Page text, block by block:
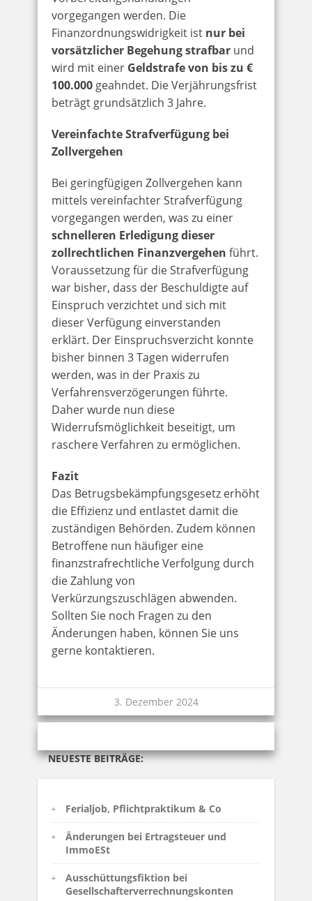
NEUESTE BEITRÄGE:
Ferialjob, Pflichtpraktikum & Co
Änderungen bei Ertragsteuer und
ImmoESt
Ausschüttungsfiktion bei
Gesellschafterverrechnungskonten
vorgegangen werden. Die
Finanzordnungswidrigkeit ist nur bei
vorsätzlicher Begehung strafbar und
wird mit einer Geldstrafe von bis zu €
100.000 geahndet. Die Verjährungsfrist
beträgt grundsätzlich 3 Jahre.
Vereinfachte Strafverfügung bei
Zollvergehen
Bei geringfügigen Zollvergehen kann
mittels vereinfachter Strafverfügung
vorgegangen werden, was zu einer
schnelleren Erledigung dieser
zollrechtlichen Finanzvergehen führt.
Voraussetzung für die Strafverfügung
war bisher, dass der Beschuldigte auf
Einspruch verzichtet und sich mit
dieser Verfügung einverstanden
erklärt. Der Einspruchsverzicht konnte
bisher binnen 3 Tagen widerrufen
werden, was in der Praxis zu
Verfahrensverzögerungen führte.
Daher wurde nun diese
Widerrufsmöglichkeit beseitigt, um
raschere Verfahren zu ermöglichen.
Fazit
Das Betrugsbekämpfungsgesetz erhöht
die Effizienz und entlastet damit die
zuständigen Behörden. Zudem können
Betroffene nun häufiger eine
finanzstrafrechtliche Verfolgung durch
die Zahlung von
Verkürzungszuschlägen abwenden.
Sollten Sie noch Fragen zu den
Änderungen haben, können Sie uns
gerne kontaktieren.
3. Dezember 2024